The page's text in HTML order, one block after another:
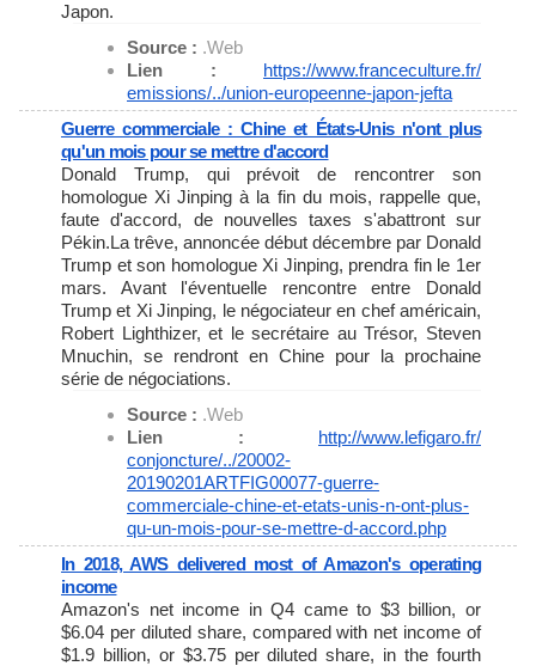
Japon.
Source : .Web
Lien : https://www.franceculture.fr/
emissions/../union-europeenne-japon-jefta
Guerre commerciale : Chine et États-Unis n'ont plus
qu'un mois pour se mettre d'accord
Donald Trump, qui prévoit de rencontrer son
homologue Xi Jinping à la fin du mois, rappelle que,
faute d'accord, de nouvelles taxes s'abattront sur
Pékin.La trêve, annoncée début décembre par Donald
Trump et son homologue Xi Jinping, prendra fin le 1er
mars. Avant l'éventuelle rencontre entre Donald
Trump et Xi Jinping, le négociateur en chef américain,
Robert Lighthizer, et le secrétaire au Trésor, Steven
Mnuchin, se rendront en Chine pour la prochaine
série de négociations.
Source : .Web
Lien : http://www.lefigaro.fr/
conjoncture/../20002-
20190201ARTFIG00077-guerre-
commerciale-chine-et-etats-unis-n-ont-plus-
qu-un-mois-pour-se-mettre-d-accord.php
In 2018, AWS delivered most of Amazon's operating
income
Amazon's net income in Q4 came to $3 billion, or
$6.04 per diluted share, compared with net income of
$1.9 billion, or $3.75 per diluted share, in the fourth